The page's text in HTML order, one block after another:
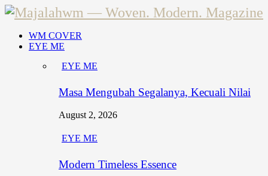
WM COVER
EYE ME
EYE ME
Masa Mengubah Segalanya, Kecuali Nilai
August 2, 2026
EYE ME
Modern Timeless Essence